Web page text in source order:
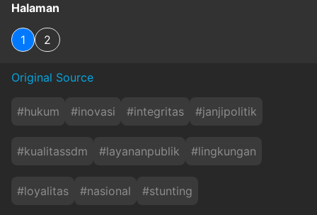
Halaman
1 2
Original Source
#hukum #inovasi #integritas #janjipolitik
#kualitassdm #layananpublik #lingkungan
#loyalitas #nasional #stunting